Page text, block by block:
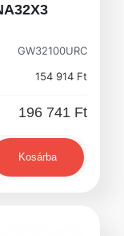
GW32100URC
154 914 Ft
196 741 Ft
Kosárba